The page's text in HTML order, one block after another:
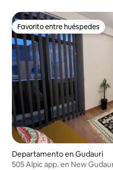
Favorito entre huéspedes
Favorito entre huéspedes
Departamento en Gudauri
505 Alpic app. en New